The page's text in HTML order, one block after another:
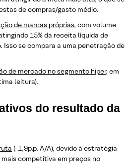
de compras/gasto médio.
de marcas próprias, com volume
15% da receita líquida de
Isso se compara a uma penetração de
de mercado no segmento hiper, em
leitura).
do resultado da
(-1,9p.p. A/A), devido à estratégia
competitiva em preços no